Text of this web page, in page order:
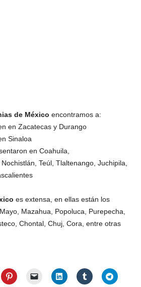
de México encontramos a:
en Zacatecas y Durango
Sinaloa
en Coahuila,
Teúl, Tlaltenango, Juchipila,
es extensa, en ellas están los
Mazahua, Popoluca, Purepecha,
Chontal, Chuj, Cora, entre otras